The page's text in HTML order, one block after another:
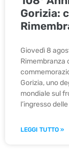
Gorizia:
Giovedì 8
Rimembranza
Gorizia, uno
mondiale sul
l’ingresso
LEGGI TUTTO »